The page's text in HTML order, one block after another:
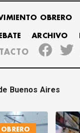
OBRERO
ARCHIVO
Buenos Aires